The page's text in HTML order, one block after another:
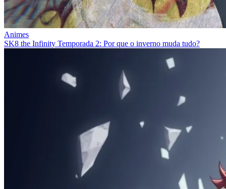
Animes
SK8 the Infinity Temporada 2: Por que o inverno muda tudo?